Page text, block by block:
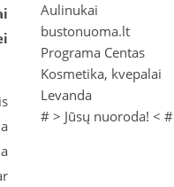
Aulinukai
bustonuoma.lt
Programa Centas
Kosmetika, kvepalai
Levanda
# > Jūsų nuoroda! < #